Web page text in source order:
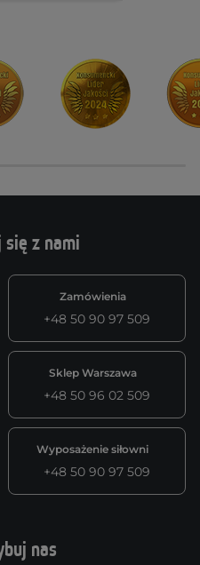
z nami
Zamówienia
+48 50 90 97 509
Sklep Warszawa
+48 50 96 02 509
Wyposażenie siłowni
+48 50 90 97 509
nas